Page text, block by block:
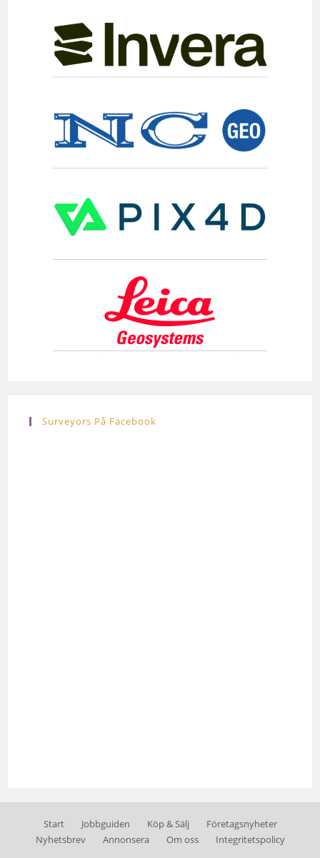
Surveyors På Facebook
Start Jobbguiden Köp & Sälj
Företagsnyheter
Nyhetsbrev
Annonsera Om oss Integritetspolicy